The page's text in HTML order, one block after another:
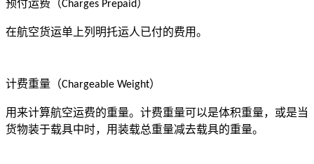
预付运费（Charges Prepaid）
在航空货运单上列明托运人已付的费用。
计费重量（Chargeable Weight）
用来计算航空运费的重量。计费重量可以是体积重量，或是当
货物装于载具中时，用装载总重量减去载具的重量。